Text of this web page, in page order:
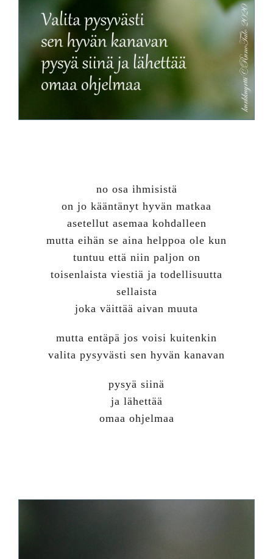
no osa ihmisistä
on jo kääntänyt hyvän matkaa
asetellut asemaa kohdalleen
mutta eihän se aina helppoa ole kun
tuntuu että niin paljon on
toisenlaista viestiä ja todellisuutta
sellaista
joka väittää aivan muuta
mutta entäpä jos voisi kuitenkin
valita pysyvästi sen hyvän kanavan
pysyä siinä
ja lähettää
omaa ohjelmaa